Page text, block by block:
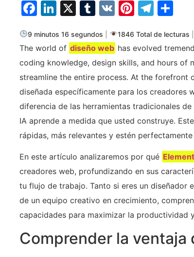
Facebook
LinkedIn
X Tumblr
VK Pinterest
9 minutos 16 segundos 1846 Total de lecturas
The world of diseño web has evolved
coding knowledge, design skills, and hours
streamline the entire process. At the forefront
diseñada específicamente para los creadores
diferencia de las herramientas tradicionales
IA aprende a medida que usted construye.
rápidas, más relevantes y estén
En este artículo analizaremos por qué
creadores web, profundizando en sus
tu flujo de trabajo. Tanto si eres un
de un equipo creativo en crecimiento,
capacidades para maximizar la productividad
Comprender la ventaja